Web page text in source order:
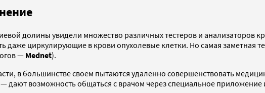
долины увидели множество различных тестеров и анализаторов
даже циркулирующие в крови опухолевые клетки. Но самая заметная
— Mednet).
в большинстве своем пытаются удаленно совершенствовать
— дают возможность общаться с врачом через специальное